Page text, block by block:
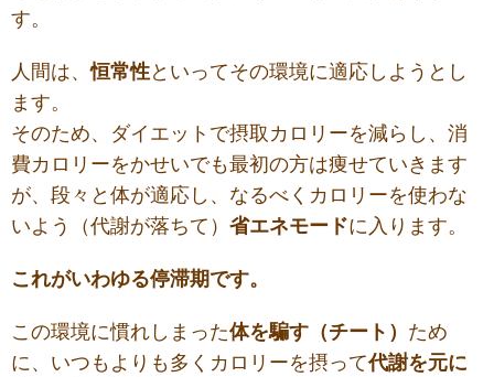
す。
人間は、恒常性といってその環境に適応しようとし
ます。
そのため、ダイエットで摂取カロリーを減らし、消
費カロリーをかせいでも最初の方は痩せていきます
が、段々と体が適応し、なるべくカロリーを使わな
いよう（代謝が落ちて） 省エネモードに入ります。
これがいわゆる停滞期です。
この環境に慣れしまった体を騙す（チート） ため
に、いつもよりも多くカロリーを摂って代謝を元に